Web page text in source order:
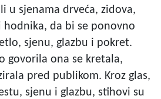
u sjenama drveća, zidova,
hodnika, da bi se ponovno
sjenu, glazbu i pokret.
govorila ona se kretala,
pred publikom. Kroz glas,
sjenu i glazbu, stihovi su